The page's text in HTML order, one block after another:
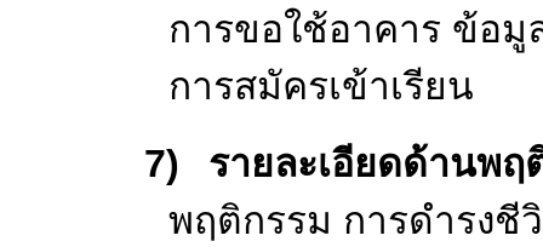
อยู่ไปรษณีย์ของ
โทรสาร ที่อยู่อีเ
ที่อยู่